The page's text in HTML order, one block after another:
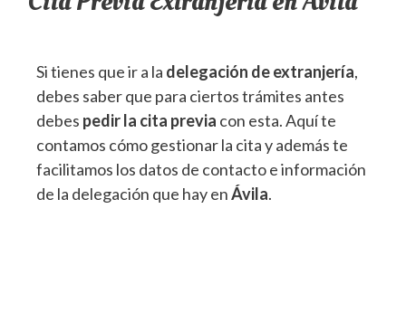
Si tienes que ir a la delegación de extranjería,
debes saber que para ciertos trámites antes
debes pedir la cita previa con esta. Aquí te
contamos cómo gestionar la cita y además te
facilitamos los datos de contacto e información
de la delegación que hay enÁvila.